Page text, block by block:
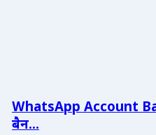
WhatsApp Account
बैन...